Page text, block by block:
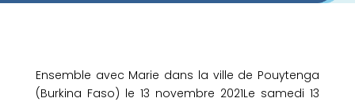
Ensemble avec Marie dans la ville de Pouytenga
(Burkina Faso) le 13 novembre 2021Le samedi 13